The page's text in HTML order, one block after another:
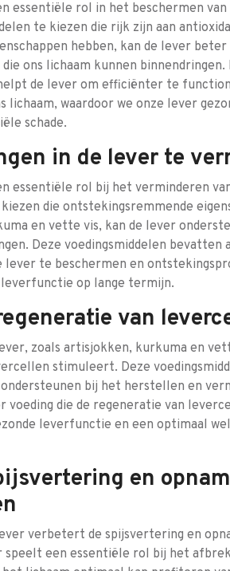
essentiële rol in het beschermen
te kiezen die rijk zijn aan
hebben, kan de lever
ons lichaam kunnen
de lever om efficiënter te
lichaam, waardoor we onze lever
schade.
in de lever te
essentiële rol bij het verminderen
die ontstekingsremmende
en vette vis, kan de lever
Deze voedingsmiddelen bevatten
lever te beschermen en
leverfunctie op lange termijn.
van
zoals artisjokken, kurkuma en
stimuleert. Deze
bij het herstellen en
voeding die de regeneratie van
leverfunctie en een optimaal
en
verbetert de spijsvertering en
een essentiële rol bij het